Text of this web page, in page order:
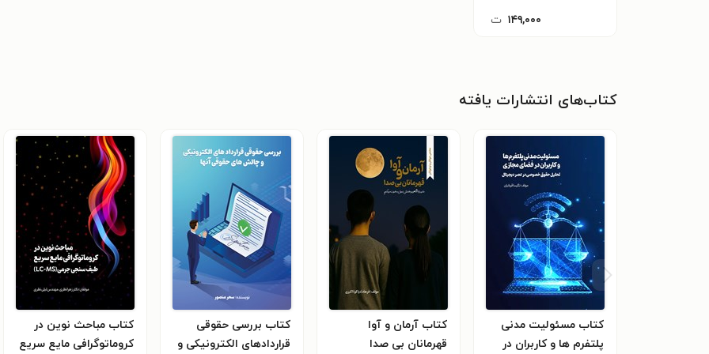
۱۴۹,۰۰۰ ت
کتاب‌های انتشارات یافته
کتاب مسئولیت مدنی
پلتفرم ها و کاربران در
کتاب آرمان و آوا
قهرمانان بی صدا
کتاب بررسی حقوقی
قراردادهای الکترونیکی و
کتاب مباحث نوین در
کروماتوگرافی مایع سریع